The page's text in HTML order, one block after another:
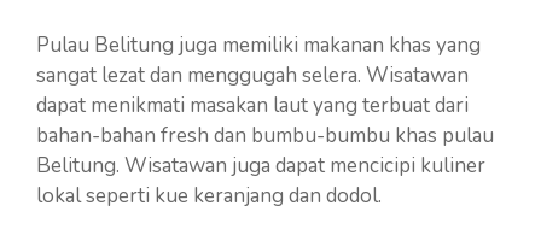
Pulau Belitung juga memiliki makanan khas yang
sangat lezat dan menggugah selera. Wisatawan
dapat menikmati masakan laut yang terbuat dari
bahan-bahan fresh dan bumbu-bumbu khas pulau
Belitung. Wisatawan juga dapat mencicipi kuliner
lokal seperti kue keranjang dan dodol.